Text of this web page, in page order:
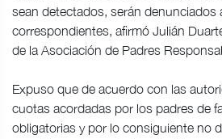
sean detectados, serán denunciados
correspondientes, afirmó Julián
de la Asociación de Padres
Expuso que de acuerdo con las
cuotas acordadas por los padres de
obligatorias y por lo consiguiente no